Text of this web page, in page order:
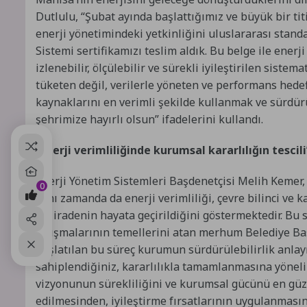
Dutlulu, “Şubat ayında başlattığımız ve büyük
enerji yönetimindeki yetkinliğini uluslararası
Sistemi sertifikamızı teslim aldık. Bu belge ile
izlenebilir, ölçülebilir ve sürekli iyileştirilen
tüketen değil, verilerle yöneten ve performans
kaynaklarını en verimli şekilde kullanmak ve
şehrimize hayırlı olsun” ifadelerini kullandı.
“Enerji verimliliğinde kurumsal kararlılığın
Enerji Yönetim Sistemleri Başdenetçisi Melih Kemer,
aynı zamanda da enerji verimliliği, çevre bilinci ve
bir iradenin hayata geçirildiğini göstermektedir. Bu
çalışmalarının temellerini atan merhum Belediye
başlatılan bu süreç kurumun sürdürülebilirlik
sahiplendiğiniz, kararlılıkla tamamlanmasına
vizyonunun sürekliliğini ve kurumsal gücünü en
edilmesinden, iyileştirme fırsatlarının
0